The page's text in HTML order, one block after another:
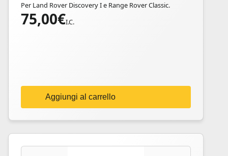
Per Land Rover Discovery I e Range Rover Classic.
75,00€I.C.
Aggiungi al carrello